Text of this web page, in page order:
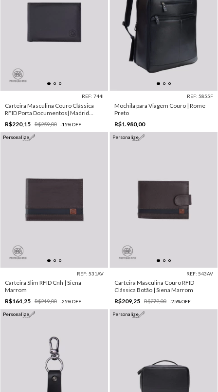
REF: 744I
Carteira Masculina Couro Clássica
RFID Porta Documentos| Madrid
Preto
R$220,15 R$259,00 -15%OFF
REF: 5855F
Mochila para Viagem Couro | Rome
Preto
R$1.980,00
Personalize
REF: 531AV
Carteira Slim RFID Cnh | Siena
Marrom
R$164,25
R$219,00 -25%OFF
Personalize
REF: 543AV
Carteira Masculina Couro RFID
Clássica Botão | Siena Marrom
R$209,25
R$279,00 -25%OFF
Personalize Personalize